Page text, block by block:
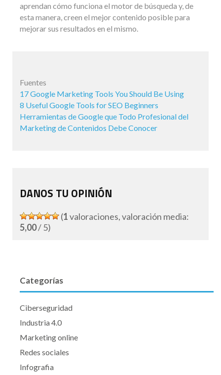
aprendan cómo funciona el motor de búsqueda y, de
esta manera, creen el mejor contenido posible para
mejorar sus resultados en el mismo.
Fuentes
17 Google Marketing Tools You Should Be Using
8 Useful Google Tools for SEO Beginners
Herramientas de Google que Todo Profesional del
Marketing de Contenidos Debe Conocer
DANOS TU OPINIÓN
(1valoraciones, valoración media:
5,00/ 5)
Categorías
Ciberseguridad
Industria 4.0
Marketing online
Redes sociales
Infografia